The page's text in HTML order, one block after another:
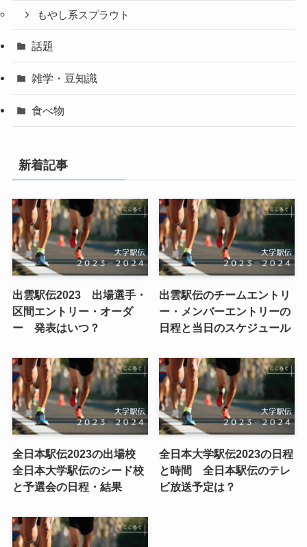
もやし系スプラウト
話題
雑学・豆知識
食べ物
新着記事
出雲駅伝2023 出場選手・
区間エントリー・オーダ
ー 発表はいつ？
出雲駅伝のチームエントリ
ー・メンバーエントリーの
日程と当日のスケジュール
全日本駅伝2023の出場校
全日本大学駅伝のシード校
と予選会の日程・結果
全日本大学駅伝2023の日程
と時間 全日本駅伝のテレ
ビ放送予定は？